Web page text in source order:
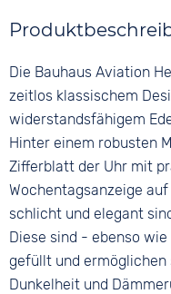
5 bar
Material
Farbe
Silber
Blau
Ziffern
Keine
Blau
Material
Bandschließe
Dornschließe
Die Bauhaus Aviation
zeitlos klassischem
widerstandsfähigem
Hinter einem robusten
Zifferblatt der Uhr mit
Wochentagsanzeige
schlicht und elegant
Diese sind - ebenso
gefüllt und ermöglichen
Dunkelheit und